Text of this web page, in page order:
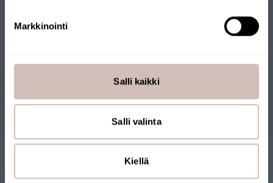
Markkinointi
Salli kaikki
Salli valinta
Kiellä
Kysymyksiä